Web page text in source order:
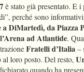
è stato già presentato. E
perché sono
DiMartedì, da Piazza
ad Atlantide.
Fratelli d’Italia–
al loro posto. Del resto,